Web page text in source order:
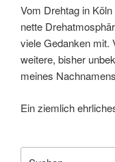
Vom Drehtag in
nette
viele Gedanken mit.
weitere, bisher
meines
Ein ziemlich